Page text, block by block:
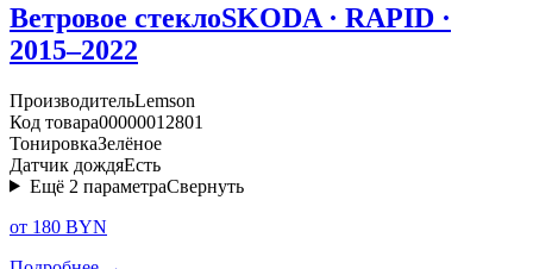
Ветровое стеклоSKODA · RAPID ·
2015–2022
ПроизводительLemson
Код товара00000012801
ТонировкаЗелёное
Датчик дождяЕсть
Ещё 2 параметраСвернуть
от 180 BYN